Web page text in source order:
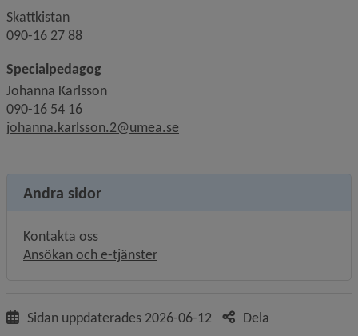
Skattkistan
090-16 27 88
Specialpedagog
Johanna Karlsson
090-16 54 16
johanna.karlsson.2@umea.se
Andra sidor
Kontakta oss
Ansökan och e-tjänster
Sidan uppdaterades 2026-06-12 Dela